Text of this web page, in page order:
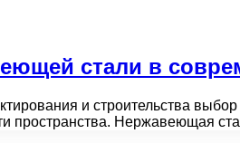
стали в
и строительства
пространства. Нержавеющая